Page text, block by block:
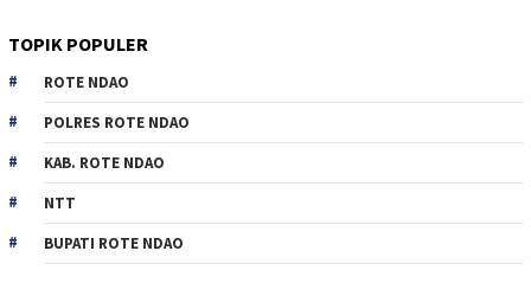
TOPIK POPULER
ROTE NDAO
POLRES ROTE NDAO
KAB. ROTE NDAO
NTT
BUPATI ROTE NDAO